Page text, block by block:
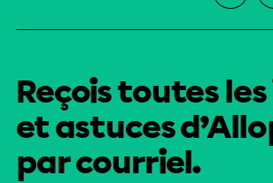
Reçois toutes
et astuces
par courriel.